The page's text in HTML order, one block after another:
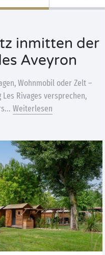
inmitten der
Aveyron
Wohnmobil oder Zelt –
Les Rivages versprechen,
Weiterlesen